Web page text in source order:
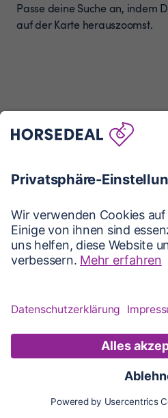
Karte Updates
Passe deine Suche an, indem
auf der Karte herauszoomst.